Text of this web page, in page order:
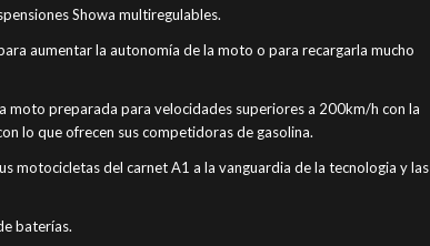
Showa multiregulables.
aumentar la autonomía de la moto o para recargarla mucho
moto preparada para velocidades superiores a 200km/h con la
lo que ofrecen sus competidoras de gasolina.
motocicletas del carnet A1 a la vanguardia de la tecnologia y las
baterías.